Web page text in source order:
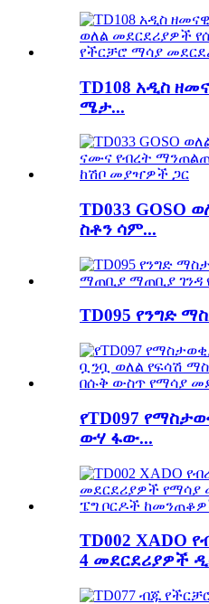
TD108 አዲስ
ሜታ...
TD033 GOSO
ስቶን ሳም...
TD095 የንግድ
የTD097
ውሃ ፋው...
TD002 XADO
4 መደርደሪያዎች